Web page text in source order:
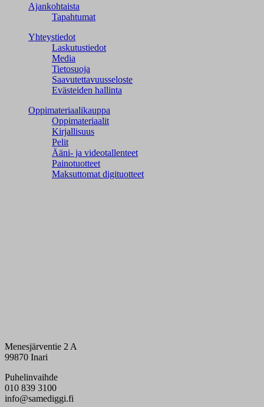
Ajankohtaista
Tapahtumat
Yhteystiedot
Laskutustiedot
Media
Tietosuoja
Saavutettavuusseloste
Evästeiden hallinta
Oppimateriaalikauppa
Oppimateriaalit
Kirjallisuus
Pelit
Ääni- ja videotallenteet
Painotuotteet
Maksuttomat digituotteet
Menesjärventie 2 A
99870 Inari
Puhelinvaihde
010 839 3100
info@samediggi.fi